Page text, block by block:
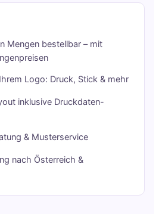
Mengen bestellbar – mit
Logo: Druck, Stick & mehr
inklusive Druckdaten-
& Musterservice
nach Österreich &